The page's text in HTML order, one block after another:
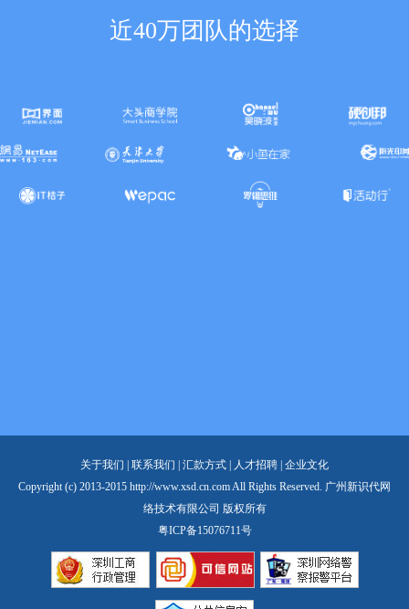
近40万团队的选择
关于我们 联系我们 汇款方式 人才招聘 企业文化
Copyright (c) 2013-2015 http://www.xsd.cn.com All Rights Reserved. 广州新识代网
络技术有限公司 版权所有
粤ICP备15076711号